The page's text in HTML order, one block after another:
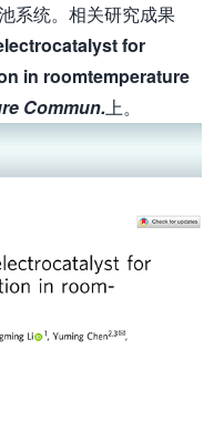
系统。相关研究成果
for
in roomtemperature
Commun.上。